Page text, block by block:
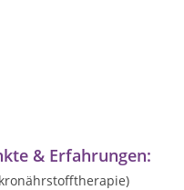
& Erfahrungen: